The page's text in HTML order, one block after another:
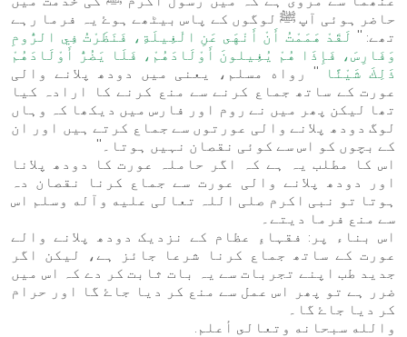
حاضر ہوئی آپ ﷺ لوگوں کے پاس بیٹھے ہوۓ یہ فرما رہے
تھے: '' لَقَدْ هَمَمْتُ أَنْ أَنْهَى عَنِ الْغِيلَةِ، فَنَظَرْتُ فِي الرُّومِ
وَفَارِسَ، فَإِذَا هُمْ يُغِيلونَ أَوْلَادَهُمْ، فَلَا يَضُرُّ أَوْلَادَهُمْ
ذَلِكَ شَيْئًا '' رواه مسلم، یعنی میں دودھ پلانے والی
عورت کے ساتھ جماع کرنے سے منع کرنے کا ارادہ کیا
تھا لیکن پھر میں نے روم اور فارس میں دیکھا کہ وہاں
لوگ دودھ پلانے والی عورتوں سے جماع کرتے ہیں اور ان
کے بچوں کو اس سے کوئی نقصان نہیں ہوتا۔''
اس کا مطلب یہ ہے کہ اگر حاملہ عورت کا دودھ پلانا
اور دودھ پلانے والی عورت سے جماع کرنا نقصان دہ
ہوتا تو نبی اکرم صلی اللہ تعالی عليه وآله وسلم اس
سے منع فرما دیتے۔
اس بناء پر: فقہاءِ عظام کے نزدیک دودھ پلانے والے
عورت کے ساتھ جماع کرنا شرعا جائز ہے، لیکن اگر
جدید طب اپنے تجربات سے یہ بات ثابت کر دے کہ اس میں
ضرر ہے تو پھر اس عمل سے منع کر دیا جاۓ گا اور حرام
کر دیا جاۓ گا۔
والله سبحانه وتعالى أعلم.